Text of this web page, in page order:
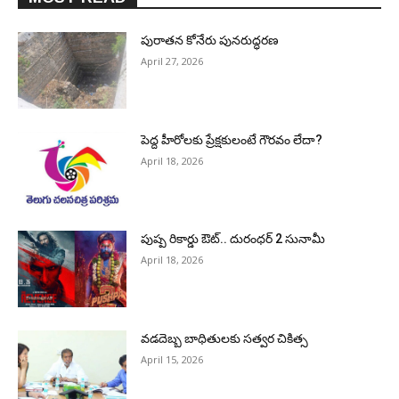
పురాత‌న కోనేరు పున‌రుద్ధ‌ర‌ణ
April 27, 2026
పెద్ద హీరోల‌కు ప్రేక్ష‌కులంటే గౌర‌వం లేదా?
April 18, 2026
పుష్ప రికార్డు ఔట్‌.. దురంధ‌ర్ 2 సునామీ
April 18, 2026
వడదెబ్బ బాధితులకు సత్వర చికిత్స
April 15, 2026